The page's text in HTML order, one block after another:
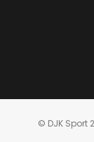
© DJK Sport